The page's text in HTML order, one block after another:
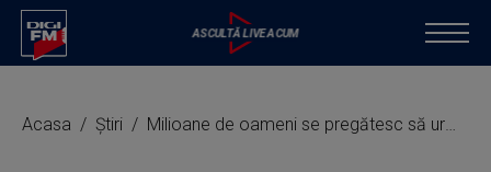
Acasa Știri Milioane de oameni se pregătesc să urmărească, luni, o eclipsă totală de Soare vizibilă pe continentul american. Cum se poate urmări fenomenul şi în Europa